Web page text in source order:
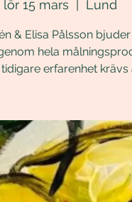
lör 15 mars Lund
& Elisa Pålsson
hela
erfarenhet krävs